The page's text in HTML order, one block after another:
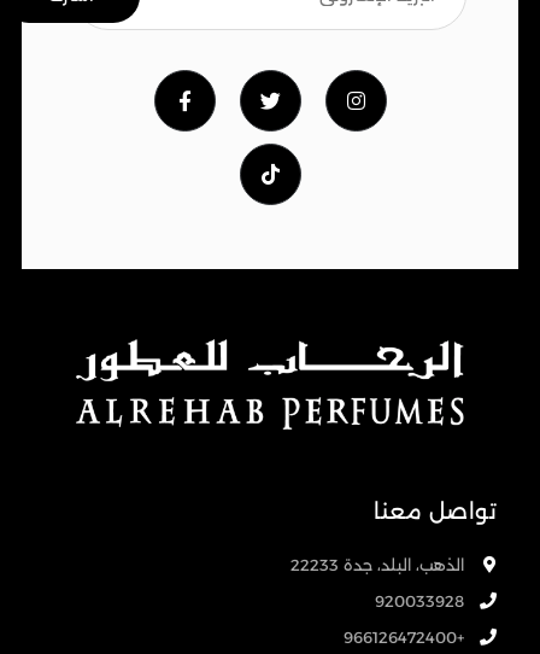
تواصل معنا
الذهب، البلد، جدة 22233
920033928
+966126472400